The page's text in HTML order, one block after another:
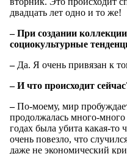
двадцать лет одно и то же!
– При создании
социокультурные
–Да. Я очень привязан к
– И что происходит
–По-моему, мир
продолжалась много-
годах была убита какая-то
очень повезло, что
даже не экономический